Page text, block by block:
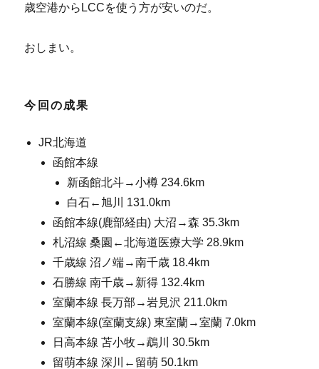
歳空港からLCCを使う方が安いのだ。
おしまい。
今回の成果
JR北海道
函館本線
新函館北斗→小樽 234.6km
白石←旭川 131.0km
函館本線(鹿部経由) 大沼→森 35.3km
札沼線 桑園←北海道医療大学 28.9km
千歳線 沼ノ端→南千歳 18.4km
石勝線 南千歳→新得 132.4km
室蘭本線 長万部→岩見沢 211.0km
室蘭本線(室蘭支線) 東室蘭→室蘭 7.0km
日高本線 苫小牧→鵡川 30.5km
留萌本線 深川←留萌 50.1km